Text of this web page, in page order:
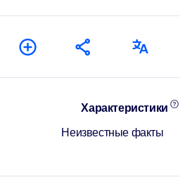
Характеристики
Неизвестные факты